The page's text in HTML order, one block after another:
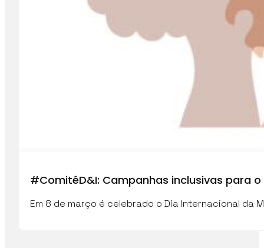
#ComitêD&I: Campanhas inclusivas para o
Em 8 de março é celebrado o Dia Internacional da